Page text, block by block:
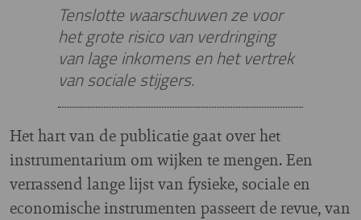
Tenslotte waarschuwen ze voor
het grote risico van verdringing
van lage inkomens en het vertrek
van sociale stijgers.
Het hart van de publicatie gaat over het
instrumentarium om wijken te mengen. Een
verrassend lange lijst van fysieke, sociale en
economische instrumenten passeert de revue, van